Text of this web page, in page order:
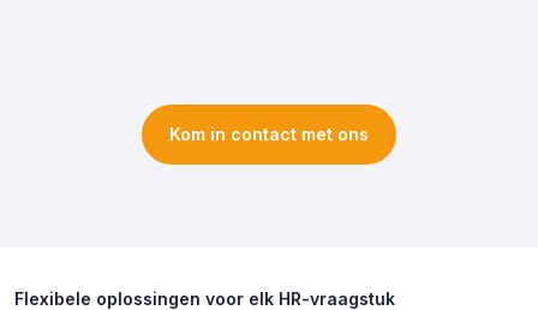
Kom in contact met ons
Flexibele oplossingen voor elk HR-vraagstuk